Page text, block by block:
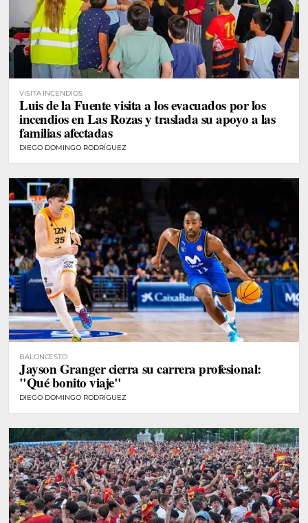
VISITA INCENDIOS
Luis de la Fuente visita a los evacuados por los
incendios en Las Rozas y traslada su apoyo a las
familias afectadas
DIEGO DOMINGO RODRÍGUEZ
BALONCESTO
Jayson Granger cierra su carrera profesional:
"Qué bonito viaje"
DIEGO DOMINGO RODRÍGUEZ